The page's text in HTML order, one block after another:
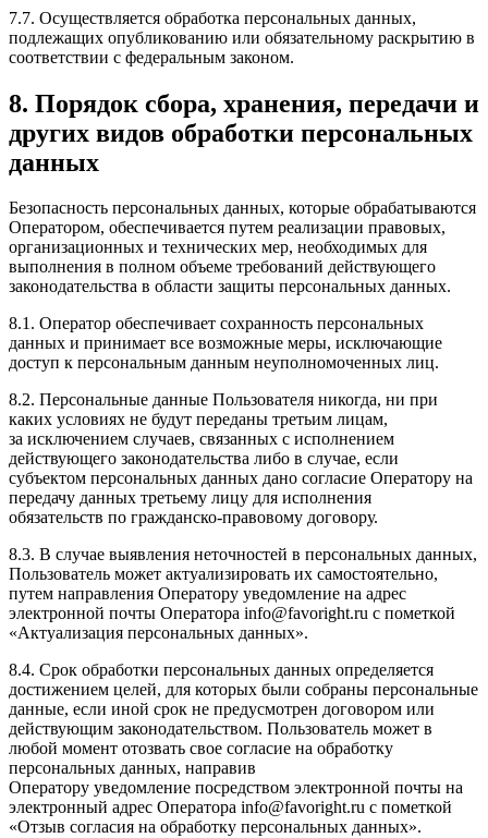
7.7. Осуществляется обработка персональных данных,
подлежащих опубликованию или обязательному раскрытию в
соответствии с федеральным законом.
8. Порядок сбора, хранения, передачи и
других видов обработки персональных
данных
Безопасность персональных данных, которые обрабатываются
Оператором, обеспечивается путем реализации правовых,
организационных и технических мер, необходимых для
выполнения в полном объеме требований действующего
законодательства в области защиты персональных данных.
8.1. Оператор обеспечивает сохранность персональных
данных и принимает все возможные меры, исключающие
доступ к персональным данным неуполномоченных лиц.
8.2. Персональные данные Пользователя никогда, ни при
каких условиях не будут переданы третьим лицам,
за исключением случаев, связанных с исполнением
действующего законодательства либо в случае, если
субъектом персональных данных дано согласие Оператору на
передачу данных третьему лицу для исполнения
обязательств по гражданско-правовому договору.
8.3. В случае выявления неточностей в персональных данных,
Пользователь может актуализировать их самостоятельно,
путем направления Оператору уведомление на адрес
электронной почты Оператора info@favoright.ru с пометкой
«Актуализация персональных данных».
8.4. Срок обработки персональных данных определяется
достижением целей, для которых были собраны персональные
данные, если иной срок не предусмотрен договором или
действующим законодательством. Пользователь может в
любой момент отозвать свое согласие на обработку
персональных данных, направив
Оператору уведомление посредством электронной почты на
электронный адрес Оператора info@favoright.ru с пометкой
«Отзыв согласия на обработку персональных данных».